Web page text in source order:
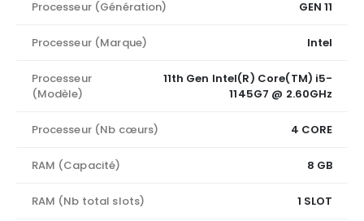
Processeur (Génération) GEN 11
Processeur (Marque) Intel
Processeur
(Modèle)
11th Gen Intel(R) Core(TM) i5-
1145G7 @ 2.60GHz
Processeur (Nb cœurs) 4 CORE
RAM (Capacité) 8 GB
RAM (Nb total slots) 1 SLOT